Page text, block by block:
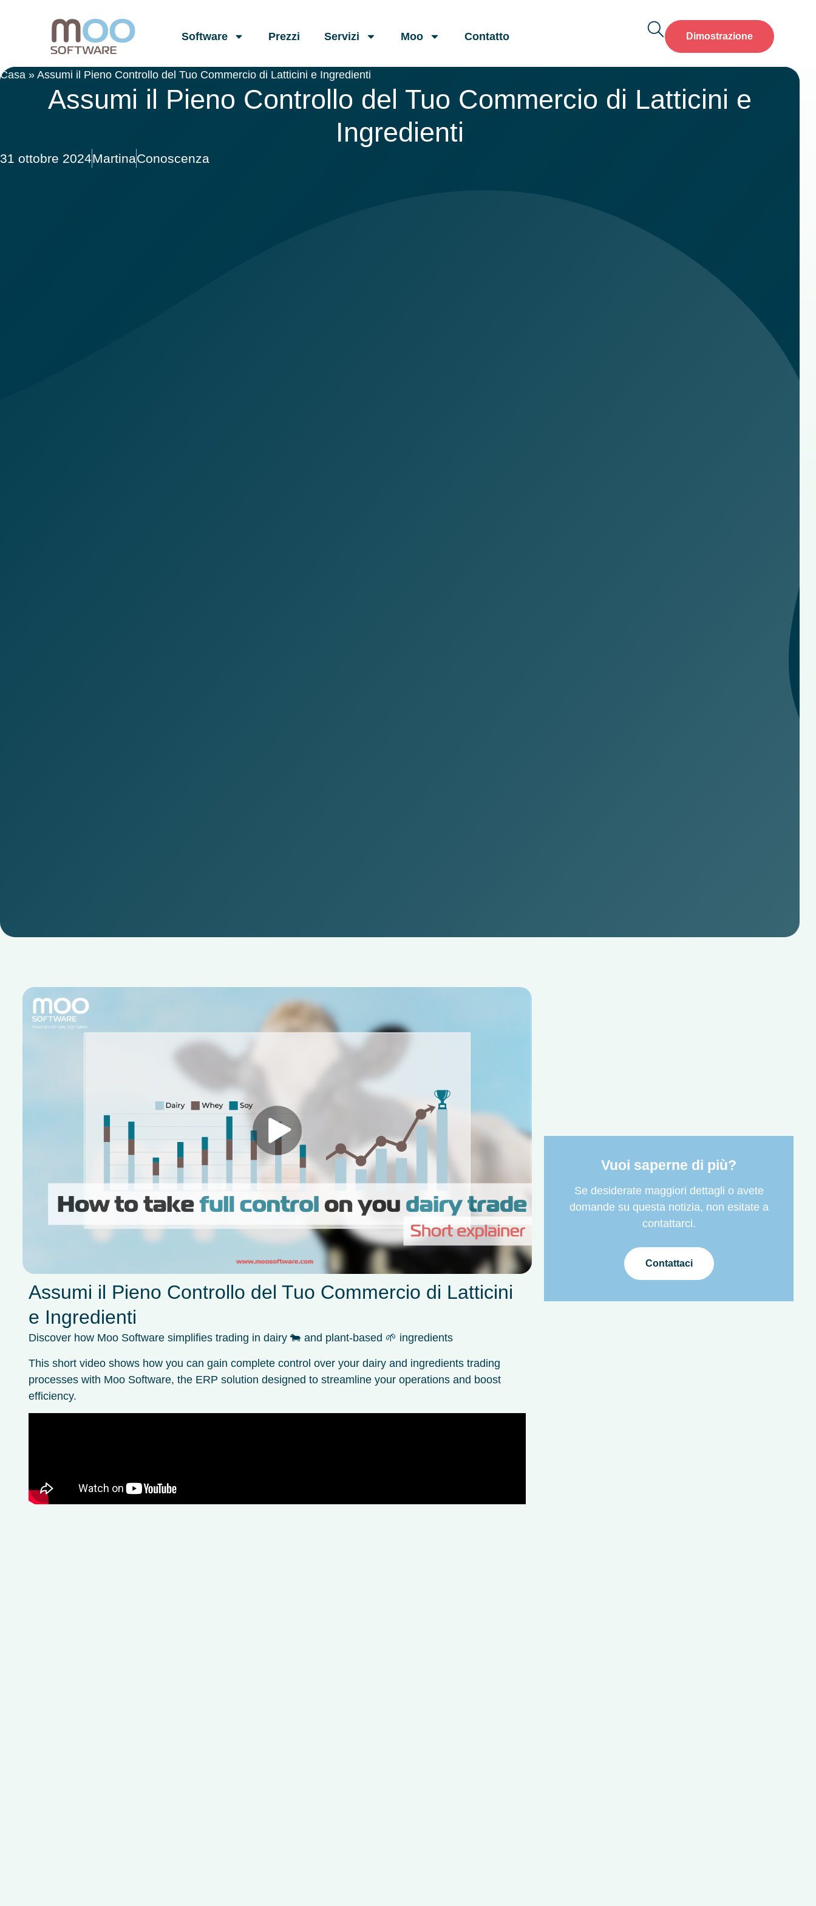
Software Prezzi Servizi Moo Contatto Dimostrazione
Casa » Assumi il Pieno Controllo del Tuo Commercio di Latticini e Ingredienti
Assumi il Pieno Controllo del Tuo Commercio di Latticini e
Ingredienti
31 ottobre 2024MartinaConoscenza
Assumi il Pieno Controllo del Tuo Commercio di Latticini
e Ingredienti
Discover how Moo Software simplifies trading in dairy 🐄 and plant-based 🌱 ingredients
This short video shows how you can gain complete control over your dairy and ingredients trading
processes with Moo Software, the ERP solution designed to streamline your operations and boost
efficiency.
Vuoi saperne di più?
Se desiderate maggiori dettagli o avete
domande su questa notizia, non esitate a
contattarci.
Contattaci